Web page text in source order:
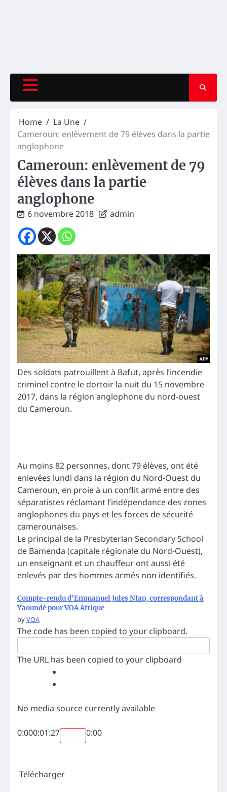
Home
La Une
Cameroun: enlèvement de 79 élèves dans la partie
anglophone
Cameroun: enlèvement de 79
élèves dans la partie
anglophone
6 novembre 2018 admin
Des soldats patrouillent à Bafut, après l’incendie
criminel contre le dortoir la nuit du 15 novembre
2017, dans la région anglophone du nord-ouest
du Cameroun.
Au moins 82 personnes, dont 79 élèves, ont été
enlevées lundi dans la région du Nord-Ouest du
Cameroun, en proie à un conflit armé entre des
séparatistes réclamant l’indépendance des zones
anglophones du pays et les forces de sécurité
camerounaises.
Le principal de la Presbyterian Secondary School
de Bamenda (capitale régionale du Nord-Ouest),
un enseignant et un chauffeur ont aussi été
enlevés par des hommes armés non identifiés.
Compte-rendu d’Emmanuel Jules Ntap, correspondant à
Yaoundé pour VOA Afrique
byVOA
The code has been copied to your clipboard.
The URL has been copied to your clipboard
No media source currently available
0:000:01:27 0:00
Télécharger